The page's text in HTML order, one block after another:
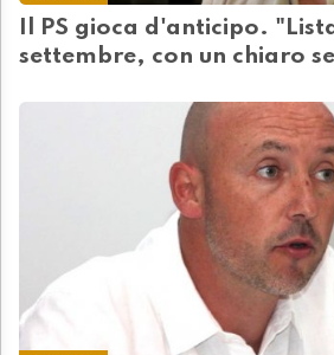
Il PS gioca d'anticipo.
settembre, con un chiaro